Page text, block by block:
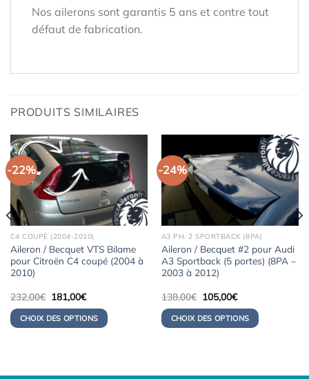
Nos ailerons sont garantis 5 ans et contre tout
défaut de fabrication.
PRODUITS SIMILAIRES
-22%
C4 COUPÉ (2004-2010)
Aileron / Becquet VTS Bilame
pour Citroën C4 coupé (2004 à
2010)
232,00€ Le
initial
était :
232,00€.
181,00€Le
actuel
est :
181,00€.
CHOIX DES OPTIONS
-24%
A3 PH. 2 SPORTBACK (8PA)
Aileron / Becquet #2 pour Audi
A3 Sportback (5 portes) (8PA –
2003 à 2012)
138,00€ Le
prix
initial
était :
138,00€.
105,00€Le
actuel
est :
105,00€.
CHOIX DES OPTIONS